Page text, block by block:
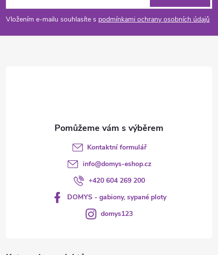
p
a
Vložením e-mailu souhlasíte s podmínkami ochrany osobních údajů
Kontaktní formulář
info@domys-eshop.cz
+420 604 269 200
DOMYS - gabiony, sypané ploty
domys123